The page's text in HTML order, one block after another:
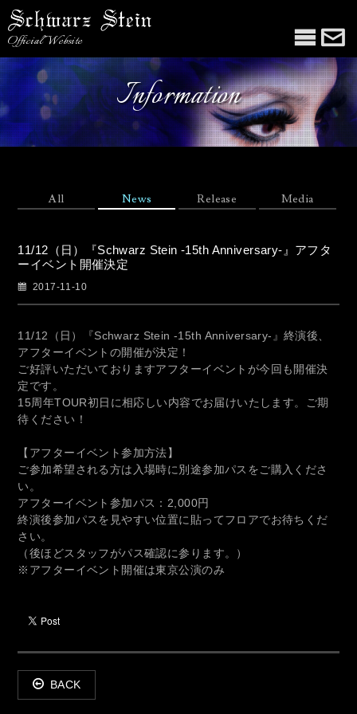
Official Website
Information
All News Release Media
11/12（日）『Schwarz Stein -15th Anniversary-』アフタ
ーイベント開催決定
2017-11-10
11/12（日）『Schwarz Stein -15th Anniversary-』終演後、
アフターイベントの開催が決定！
ご好評いただいておりますアフターイベントが今回も開催決
定です。
15周年TOUR初日に相応しい内容でお届けいたします。ご期
待ください！
【アフターイベント参加方法】
ご参加希望される方は入場時に別途参加パスをご購入くださ
い。
アフターイベント参加パス：2,000円
終演後参加パスを見やすい位置に貼ってフロアでお待ちくだ
さい。
（後ほどスタッフがパス確認に参ります。）
※アフターイベント開催は東京公演のみ
BACK